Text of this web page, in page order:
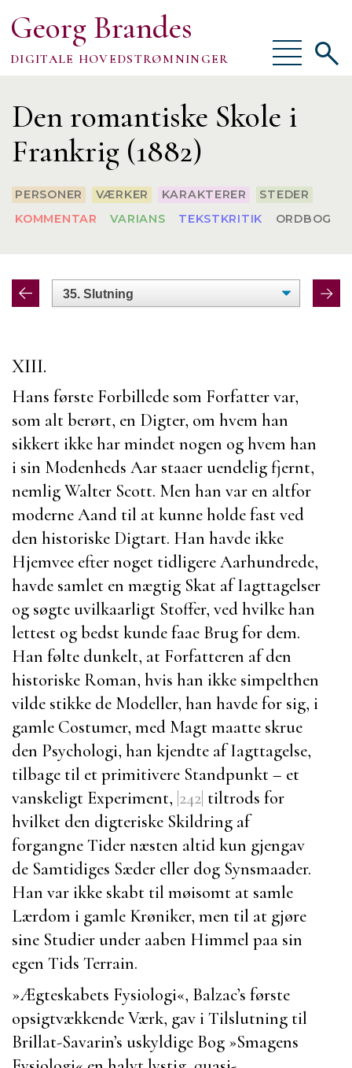
Georg Brandes
DIGITALE HOVEDSTRØMNINGER
Vis/skjul
menu
TEKSTER
VÆRKTØJER
Vis/
Den romantiske Skole i
Frankrig (1882)
PERSONER VÆRKER KARAKTERER
STEDER
KOMMENTAR
VARIANS TEKSTKRITIK ORDBOG
XIII.
Hans første Forbillede som Forfatter var,
som alt berørt, en Digter, om hvem han
sikkert ikke har mindet nogen og hvem han
i sin Modenheds Aar staaer uendelig fjernt,
nemligWalter Scott. Men han var en altfor
moderne Aand til at kunne holde fast ved
den historiske Digtart. Han havde ikke
Hjemvee efter noget tidligere Aarhundrede,
havde samlet en mægtig Skat af Iagttagelser
og søgte uvilkaarligt Stoffer, ved hvilke han
lettest og bedst kunde faae Brug for dem.
Han følte dunkelt, at Forfatteren af den
historiske Roman, hvis han ikke simpelthen
vilde stikke de Modeller, han havde for sig, i
gamle Costumer, med Magt maatte skrue
den Psychologi, han kjendte af Iagttagelse,
tilbage til et primitivere Standpunkt – et
vanskeligt Experiment, |242| tiltrods for
hvilket den digteriske Skildring af
forgangne Tider næsten altid kun gjengav
de Samtidiges Sæder eller dog Synsmaader.
Han var ikke skabt til møisomt at samle
Lærdom i gamle Krøniker, men til at gjøre
sine Studier under aaben Himmel paa sin
egen Tids Terrain.
»Ægteskabets Fysiologi«, Balzac’s første
opsigtvækkende Værk, gav i Tilslutning til
Brillat-Savarin’s uskyldige Bog »Smagens